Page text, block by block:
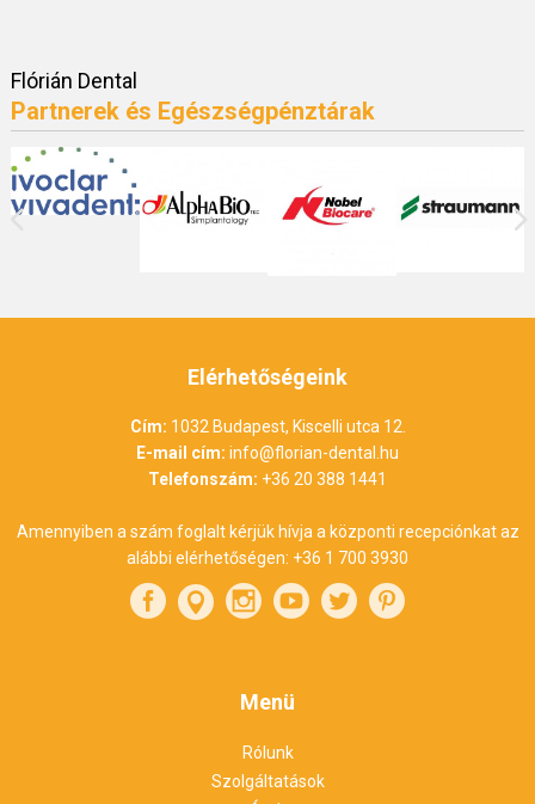
Flórián Dental
Partnerek és Egészségpénztárak
Elérhetőségeink
Cím: 1032 Budapest, Kiscelli utca 12.
E-mail cím: info@florian-dental.hu
Telefonszám: +36 20 388 1441
Amennyiben a szám foglalt kérjük hívja a központi recepciónkat az
alábbi elérhetőségen: +36 1 700 3930
Menü
Rólunk
Szolgáltatások